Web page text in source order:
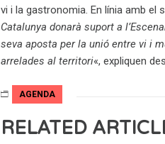
vi i la gastronomia. En línia amb el
Catalunya donarà suport a
seva aposta per la unió entre vi i
arrelades al territori«, expliquen
AGENDA
RELATED